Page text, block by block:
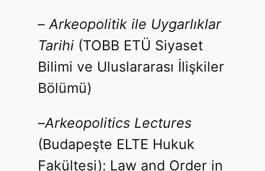
– Arkeopolitik ile Uygarlıklar
Tarihi(TOBB ETÜ Siyaset
Bilimi ve Uluslararası İlişkiler
Bölümü)
–Arkeopolitics Lectures
(Budapeşte ELTE Hukuk
Fakültesi): Law and Order in